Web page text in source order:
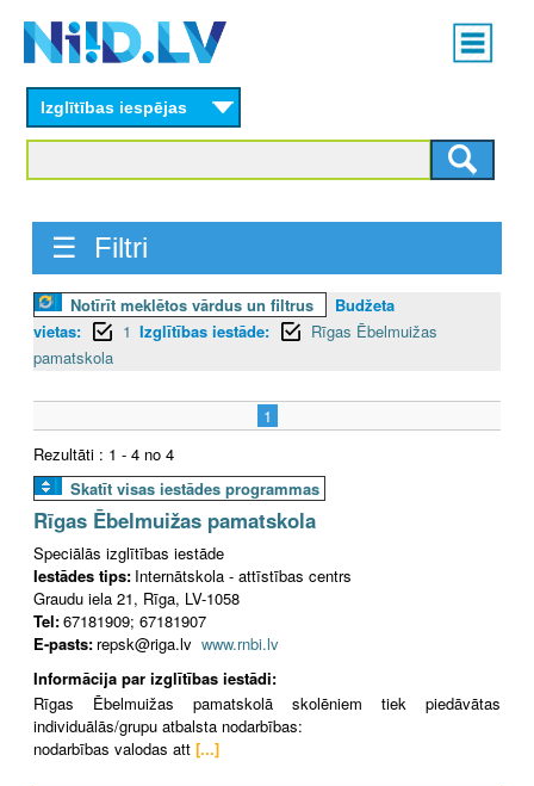
content
Main
menu
Izglītības iespējas
☰ Filtri
Notīrīt meklētos vārdus un filtrus
Budžeta
vietas:
1 Izglītības iestāde:
Rīgas Ēbelmuižas
pamatskola
1
Rezultāti : 1 - 4 no 4
Skatīt visas iestādes programmas
Rīgas Ēbelmuižas pamatskola
Speciālās izglītības iestāde
Iestādes tips: Internātskola - attīstības centrs
Graudu iela 21, Rīga, LV-1058
Tel:67181909; 67181907
E-pasts: repsk@riga.lv www.rnbi.lv
Informācija par izglītības iestādi:
Rīgas Ēbelmuižas pamatskolā skolēniem tiek piedāvātas
individuālās/grupu atbalsta nodarbības:
nodarbības valodas att [...]